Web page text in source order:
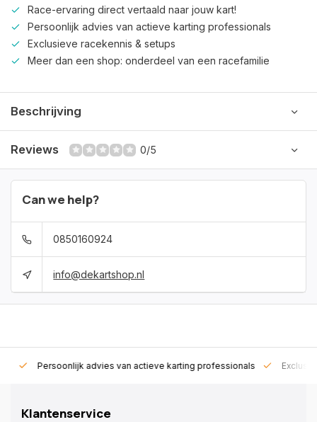
Race-ervaring direct vertaald naar jouw kart!
Persoonlijk advies van actieve karting professionals
Exclusieve racekennis & setups
Meer dan een shop: onderdeel van een racefamilie
Beschrijving
Reviews 0/5
Can we help?
0850160924
info@dekartshop.nl
Persoonlijk advies van actieve karting professionals
Klantenservice